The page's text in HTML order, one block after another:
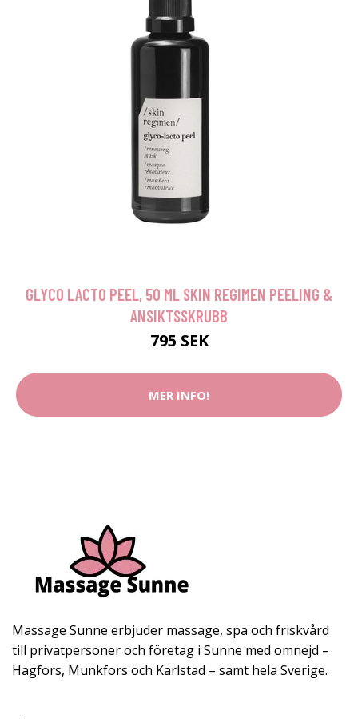
GLYCO LACTO PEEL, 50 ML SKIN REGIMEN PEELING &
ANSIKTSSKRUBB
795 SEK
MER INFO!
Massage Sunne erbjuder massage, spa och friskvård
till privatpersoner och företag i Sunne med omnejd –
Hagfors, Munkfors och Karlstad – samt hela Sverige.